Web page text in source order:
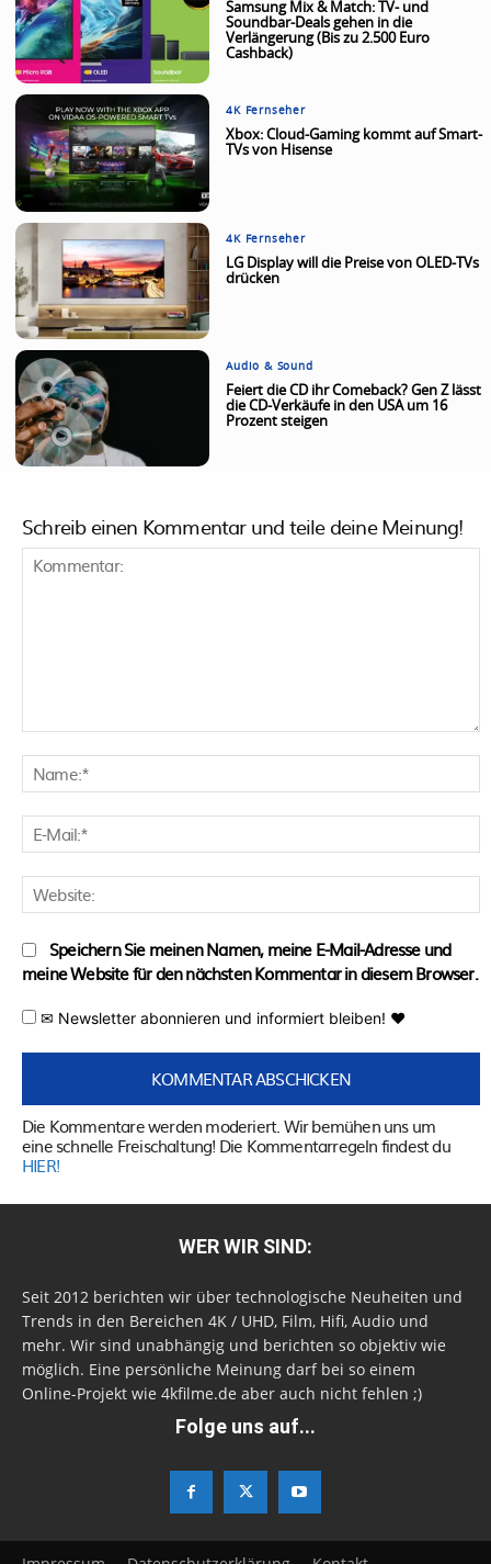
Samsung Mix & Match: TV- und
Soundbar-Deals gehen in die
Verlängerung (Bis zu 2.500 Euro
Cashback)
4K Fernseher
Xbox: Cloud-Gaming kommt auf Smart-
TVs von Hisense
4K Fernseher
LG Display will die Preise von OLED-TVs
drücken
Audio & Sound
Feiert die CD ihr Comeback? Gen Z lässt
die CD-Verkäufe in den USA um 16
Prozent steigen
Schreib einen Kommentar und teile deine Meinung!
Speichern Sie meinen Namen, meine E-Mail-Adresse und
meine Website für den nächsten Kommentar in diesem Browser.
✉ Newsletter abonnieren und informiert bleiben! ♥
Die Kommentare werden moderiert. Wir bemühen uns um
eine schnelle Freischaltung! Die Kommentarregeln findest du
HIER!
WER WIR SIND:
Seit 2012 berichten wir über technologische Neuheiten und
Trends in den Bereichen 4K / UHD, Film, Hifi, Audio und
mehr. Wir sind unabhängig und berichten so objektiv wie
möglich. Eine persönliche Meinung darf bei so einem
Online-Projekt wie 4kfilme.de aber auch nicht fehlen ;)
Folge uns auf...